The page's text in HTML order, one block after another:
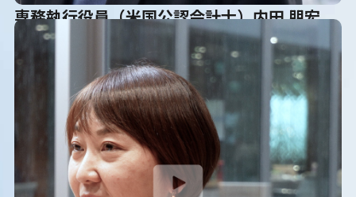
専務執行役員（米国公認会計士）内田 朋宏